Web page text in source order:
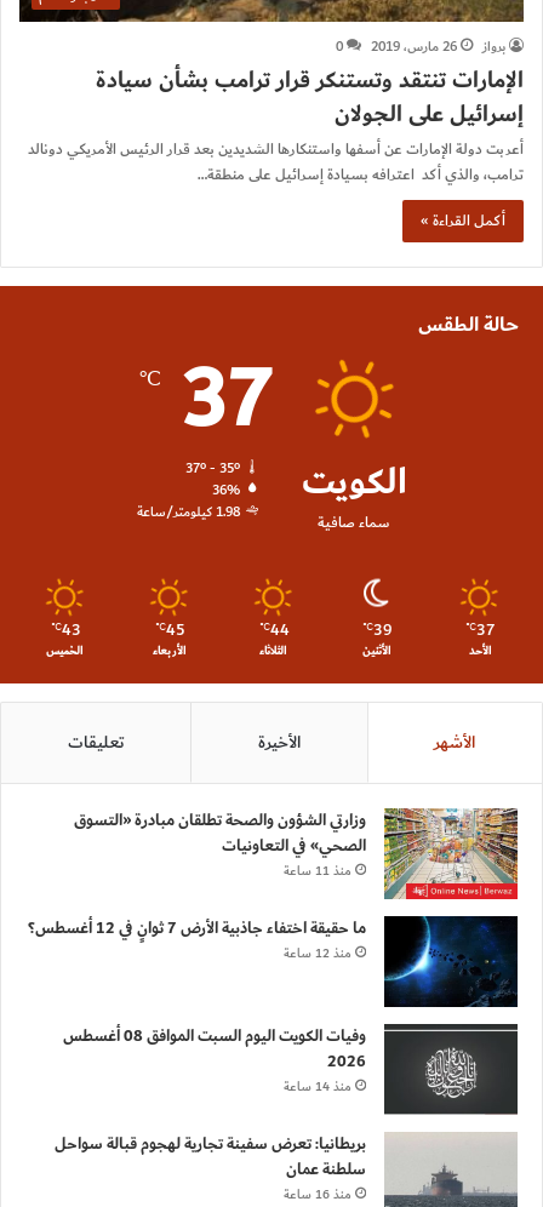
برواز
26 مارس، 2019 0
الإمارات تنتقد وتستنكر قرار ترامب بشأن سيادة
إسرائيل على الجولان
أعربت دولة الإمارات عن أسفها واستنكارها الشديدين بعد قرار الرئيس الأمريكي دونالد
ترامب، والذي أكد اعترافه بسيادة إسرائيل على منطقة…
أكمل القراءة »
حالة الطقس
الكويت
سماء صافية
37
℃
37º - 35º
36%
1.98 كيلومتر/ساعة
37
℃
الأحد
39
℃
الأثنين
44
℃
الثلاثاء
45
℃
الأربعاء
43
℃
الخميس
الأشهر الأخيرة تعليقات
وزارتي الشؤون والصحة تطلقان مبادرة «التسوق
الصحي» في التعاونيات
منذ 11 ساعة
ما حقيقة اختفاء جاذبية الأرض 7 ثوانٍ في 12 أغسطس؟
منذ 12 ساعة
وفيات الكويت اليوم السبت الموافق 08 أغسطس
2026
منذ 14 ساعة
بريطانيا: تعرض سفينة تجارية لهجوم قبالة سواحل
سلطنة عمان
منذ 16 ساعة